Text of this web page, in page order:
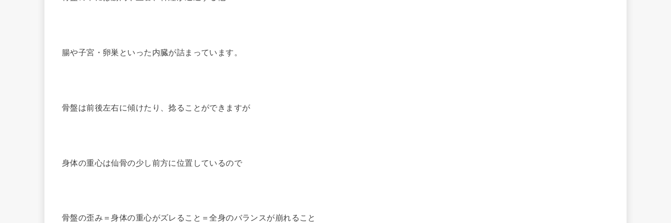
腸や子宮・卵巣といった内臓が詰まっています。
骨盤は前後左右に傾けたり、捻ることができますが
身体の重心は仙骨の少し前方に位置しているので
骨盤の歪み＝身体の重心がズレること＝全身のバランスが崩れること